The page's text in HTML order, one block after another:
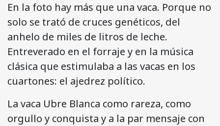
En la foto hay más que una vaca. Porque no
solo se trató de cruces genéticos, del
anhelo de miles de litros de leche.
Entreverado en el forraje y en la música
clásica que estimulaba a las vacas en los
cuartones: el ajedrez político.
La vaca Ubre Blanca como rareza, como
orgullo y conquista y a la par mensaje con